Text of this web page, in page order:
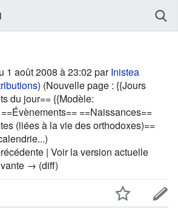
1 août 2008 à 23:02 parInistea
) (Nouvelle page : {{Jours
du jour== {{Modèle:
==Naissances==
(liées à la vie des orthodoxes)==
| Voir la version actuelle
→ (diff)